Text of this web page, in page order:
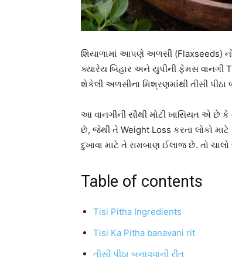
શિયાળામાં આપણે અળસી (Flaxseeds)
ક્યારેય બિહાર અને યુપીની ફેમસ વાનગી
શેકેલી અળસીના મિશ્રણમાંથી તીસી
આ વાનગીની સૌથી મોટી ખાસિયત એ છે કે
છે, જેથી તે Weight Loss કરતા લોકો
દુખાવા માટે તે રામબાણ ઈલાજ છે. તો
Table of contents
Tisi Pitha Ingredients
Tisi Ka Pitha banavani rit
તીસી પીઠા બનાવવાની રીત